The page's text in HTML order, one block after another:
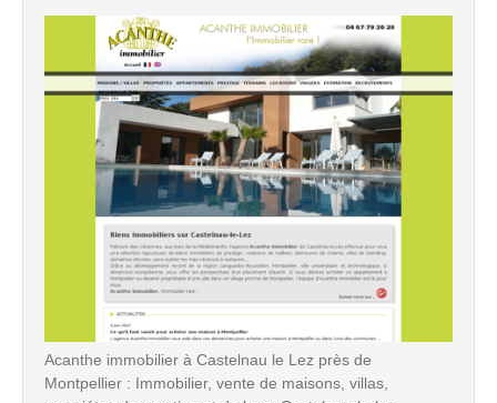
Acanthe immobilier à Castelnau le Lez près de
Montpellier : Immobilier, vente de maisons, villas,